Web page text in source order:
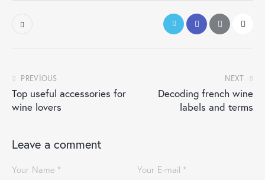
PREVIOUS
Top useful accessories for
wine lovers
NEXT
Decoding french wine
labels and terms
Leave a comment